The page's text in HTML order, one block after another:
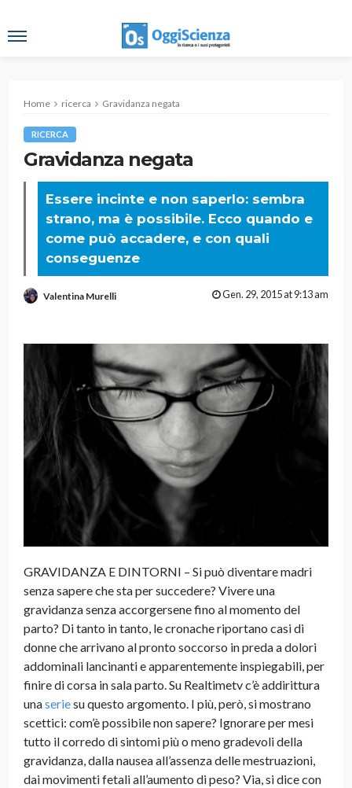
Home ricerca Gravidanza negata
RICERCA
Gravidanza negata
Essere incinte e non saperlo: sembra
strano, ma è possibile. Ecco quando e
come può accadere, e con quali
conseguenze
Valentina Murelli Gen. 29, 2015 at 9:13 am
GRAVIDANZA E DINTORNI – Si può diventare madri
senza sapere che sta per succedere? Vivere una
gravidanza senza accorgersene fino al momento del
parto? Di tanto in tanto, le cronache riportano casi di
donne che arrivano al pronto soccorso in preda a dolori
addominali lancinanti e apparentemente inspiegabili, per
finire di corsa in sala parto. Su Realtimetv c’è addirittura
unaseriesu questo argomento. I più, però, si mostrano
scettici: com’è possibile non sapere? Ignorare per mesi
tutto il corredo di sintomi più o meno gradevoli della
gravidanza, dalla nausea all’assenza delle mestruazioni,
dai movimenti fetali all’aumento di peso? Via, si dice con